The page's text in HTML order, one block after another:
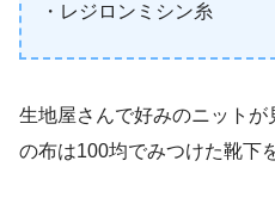
・レジロンミシン糸
生地屋さんで好みのニット
の布は100均でみつけた靴下